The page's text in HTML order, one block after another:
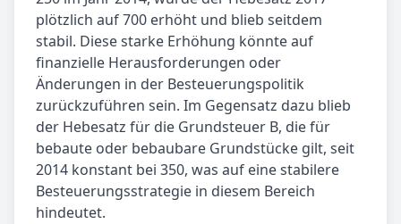
plötzlich auf 700 erhöht und blieb seitdem
stabil. Diese starke Erhöhung könnte auf
finanzielle Herausforderungen oder
Änderungen in der Besteuerungspolitik
zurückzuführen sein. Im Gegensatz dazu blieb
der Hebesatz für die Grundsteuer B, die für
bebaute oder bebaubare Grundstücke gilt, seit
2014 konstant bei 350, was auf eine stabilere
Besteuerungsstrategie in diesem Bereich
hindeutet.